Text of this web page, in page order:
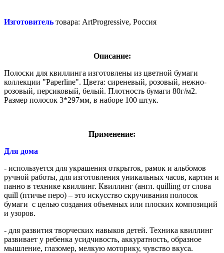
Изготовитель товара: ArtProgressive, Россия
Описание:
Полоски для квиллинга изготовлены из цветной бумаги
коллекции "Paperline". Цвета: сиреневый, розовый, нежно-
розовый, персиковый, белый. Плотность бумаги 80г/м2.
Размер полосок 3*297мм, в наборе 100 штук.
Применение:
Для дома
- используется для украшения открыток, рамок и альбомов
ручной работы, для изготовления уникальных часов, картин и
панно в технике квиллинг. Квиллинг (англ. quilling от слова
quill (птичье перо) – это искусство скручивания полосок
бумаги с целью создания объемных или плоских композиций
и узоров.
- для развития творческих навыков детей. Техника квиллинг
развивает у ребенка усидчивость, аккуратность, образное
мышление, глазомер, мелкую моторику, чувство вкуса.